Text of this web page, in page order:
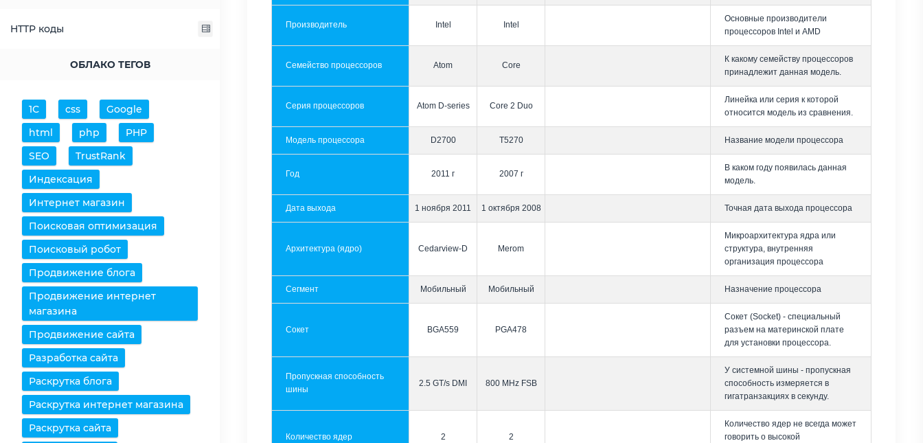
HTTP коды
ОБЛАКО ТЕГОВ
1С css
Google
html
php
PHP
SEO
TrustRank
Индексация
Интернет магазин
Поисковая оптимизация
Поисковый робот
Продвижение блога
Продвижение интернет
магазина
Продвижение сайта
Разработка сайта
Раскрутка блога
Раскрутка интернет магазина
Раскрутка сайта
Производитель Intel Intel
Основные производители
процессоров Intel и AMD
Семейство процессоров Atom Core
К какому семейству процессоров
принадлежит данная модель.
Серия процессоров Atom D-series Core 2 Duo
Линейка или серия к которой
относится модель из сравнения.
Модель процессора D2700 T5270 Название модели процессора
Год 2011 г 2007 г
В каком году появилась данная
модель.
Дата выхода 1 ноября 2011 1 октября 2008 Точная дата выхода процессора
Архитектура (ядро) Cedarview-D Merom
Микроархитектура ядра или
структура, внутренняя
организация процессора
Сегмент Мобильный Мобильный Назначение процессора
Сокет BGA559 PGA478
Сокет (Socket) - специальный
разъем на материнской плате
для установки процессора.
Пропускная способность
шины
2.5 GT/s DMI 800 MHz FSB
У системной шины - пропускная
способность измеряется в
гигатранзакциях в секунду.
Количество ядер 2 2
Количество ядер не всегда может
говорить о высокой